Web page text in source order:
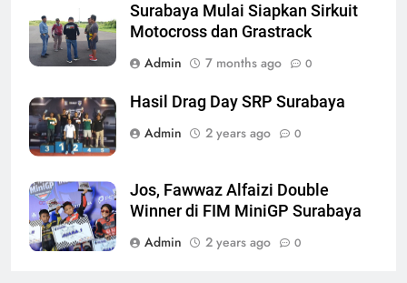
Surabaya Mulai Siapkan Sirkuit
Motocross dan Grastrack
Admin
7 months ago 0
Hasil Drag Day SRP Surabaya
Admin
2 years ago 0
Jos, Fawwaz Alfaizi Double
Winner di FIM MiniGP Surabaya
Admin
2 years ago 0